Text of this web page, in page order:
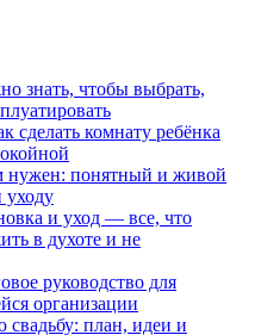
знать, чтобы выбрать,
сделать комнату ребёнка
нужен: понятный и живой
уходу
и уход — все, что
в духоте и не
руководство для
организации
свадьбу: план, идеи и